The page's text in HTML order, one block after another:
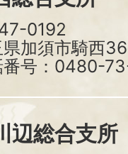
0192
加須市騎西
号：0480-73-
辺総合支所